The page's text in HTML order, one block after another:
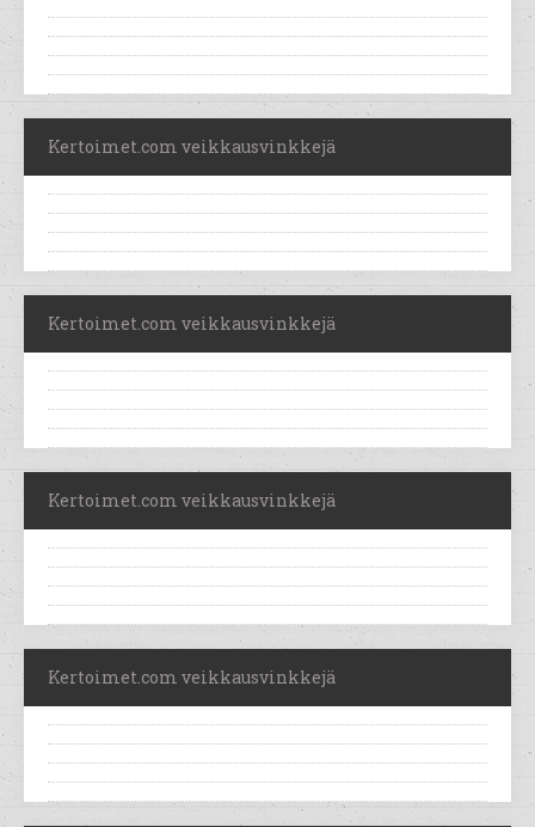
Kertoimet.com veikkausvinkkejä
Kertoimet.com veikkausvinkkejä
Kertoimet.com veikkausvinkkejä
Kertoimet.com veikkausvinkkejä